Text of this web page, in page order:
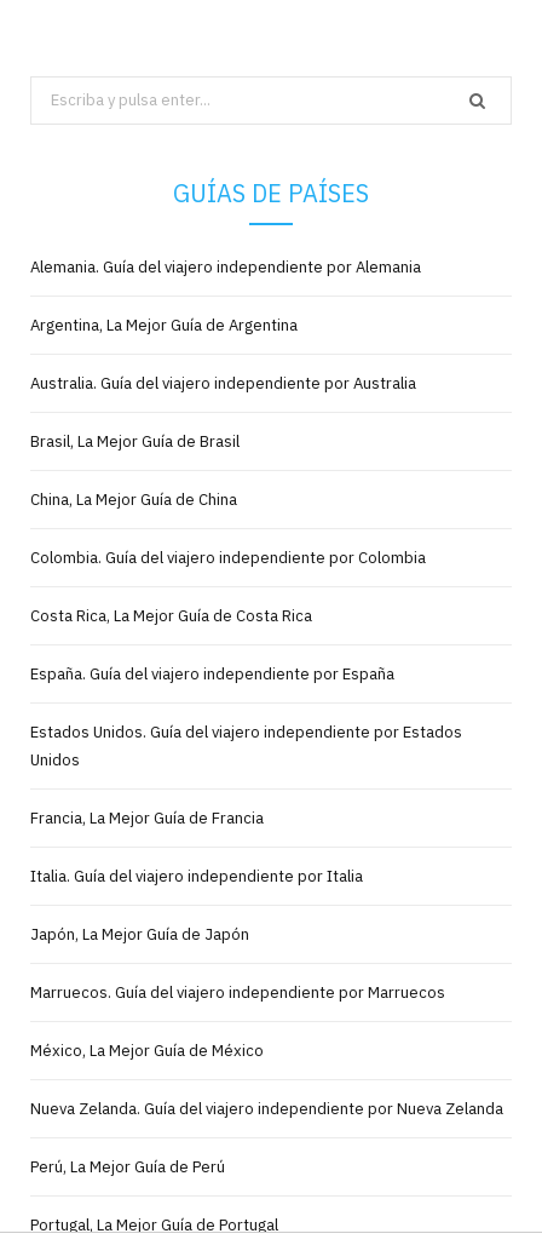
Search
for:
GUÍAS DE PAÍSES
Alemania. Guía del viajero independiente por Alemania
Argentina, La Mejor Guía de Argentina
Australia. Guía del viajero independiente por Australia
Brasil, La Mejor Guía de Brasil
China, La Mejor Guía de China
Colombia. Guía del viajero independiente por Colombia
Costa Rica, La Mejor Guía de Costa Rica
España. Guía del viajero independiente por España
Estados Unidos. Guía del viajero independiente por Estados
Unidos
Francia, La Mejor Guía de Francia
Italia. Guía del viajero independiente por Italia
Japón, La Mejor Guía de Japón
Marruecos. Guía del viajero independiente por Marruecos
México, La Mejor Guía de México
Nueva Zelanda. Guía del viajero independiente por Nueva Zelanda
Perú, La Mejor Guía de Perú
Portugal, La Mejor Guía de Portugal